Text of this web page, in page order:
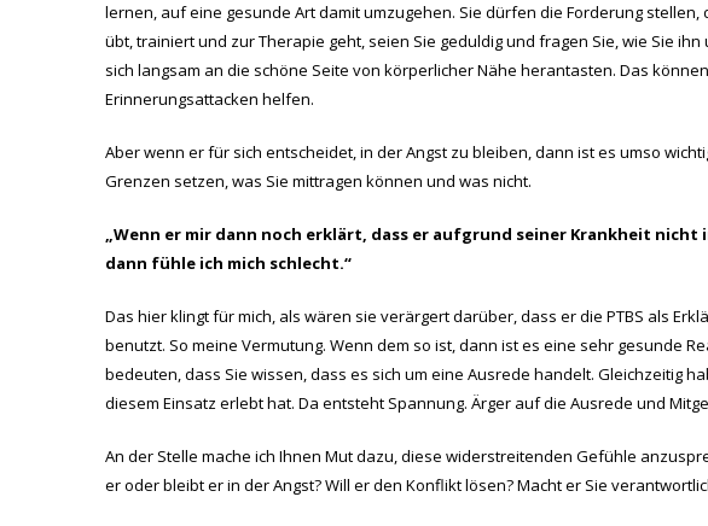
lernen, auf eine gesunde Art damit umzugehen. Sie dürfen die Forderung
übt, trainiert und zur Therapie geht, seien Sie geduldig und fragen Sie, wie Sie
sich langsam an die schöne Seite von körperlicher Nähe herantasten. Das
Erinnerungsattacken helfen.
Aber wenn er für sich entscheidet, in der Angst zu bleiben, dann ist es umso
Grenzen setzen, was Sie mittragen können und was nicht.
„Wenn er mir dann noch erklärt, dass er aufgrund seiner Krankheit nicht
dann fühle ich mich schlecht.“
Das hier klingt für mich, als wären sie verärgert darüber, dass er die PTBS als
benutzt. So meine Vermutung. Wenn dem so ist, dann ist es eine sehr gesunde
bedeuten, dass Sie wissen, dass es sich um eine Ausrede handelt. Gleichzeitig
diesem Einsatz erlebt hat. Da entsteht Spannung. Ärger auf die Ausrede und
An der Stelle mache ich Ihnen Mut dazu, diese widerstreitenden Gefühle
er oder bleibt er in der Angst? Will er den Konflikt lösen? Macht er Sie